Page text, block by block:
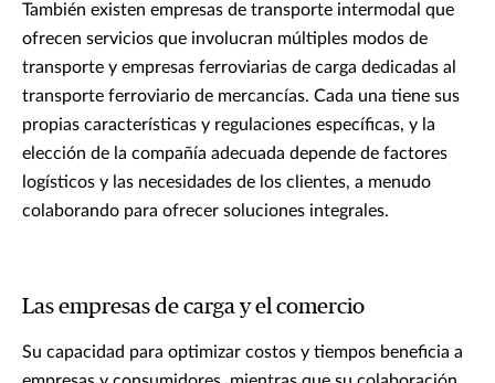
También existen empresas de transporte intermodal que
ofrecen servicios que involucran múltiples modos de
transporte y empresas ferroviarias de carga dedicadas al
transporte ferroviario de mercancías. Cada una tiene sus
propias características y regulaciones específicas, y la
elección de la compañía adecuada depende de factores
logísticos y las necesidades de los clientes, a menudo
colaborando para ofrecer soluciones integrales.
Las empresas de carga y el comercio
Su capacidad para optimizar costos y tiempos beneficia a